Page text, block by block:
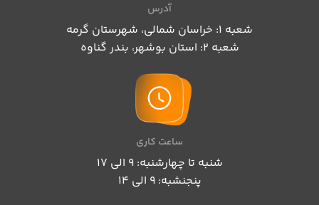
آدرس
شعبه 1: خراسان شمالی، شهرستان گرمه
شعبه 2: استان بوشهر، بندر گناوه
ساعت کاری
شنبه تا چهارشنبه: 9 الی 17
پنجنشبه: 9 الی 14